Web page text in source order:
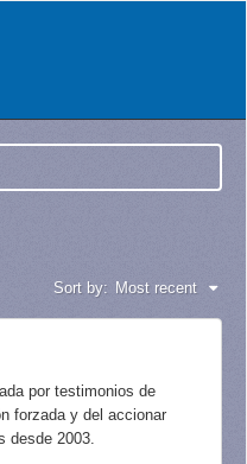
Sort by: Most recent
por testimonios de
forzada y del accionar
desde 2003.